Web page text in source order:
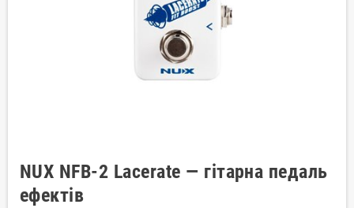
NUX NFB-2 Lacerate — гітарна педаль
ефектів